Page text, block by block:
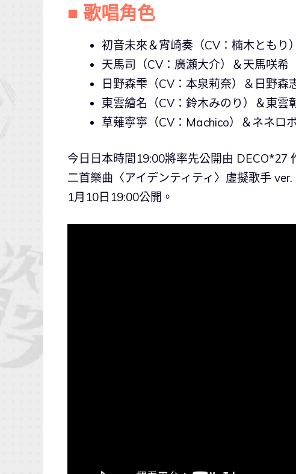
■ 歌唱角色
初音未來＆宵崎奏（CV：楠木ともり）
天馬司（CV：廣瀬大介）＆天馬咲希
日野森雫（CV：本泉莉奈）＆日野森
東雲繪名（CV：鈴木みのり）＆東雲
草薙寧寧（CV：Machico）＆ネネロ
今日日本時間19:00將率先公開由 DECO*27
二首樂曲〈アイデンティティ〉虛擬歌手
1月10日19:00公開。